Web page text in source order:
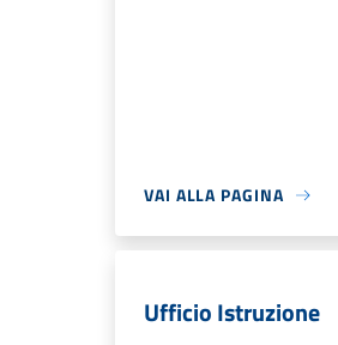
VAI ALLA PAGINA
Ufficio Istruzione